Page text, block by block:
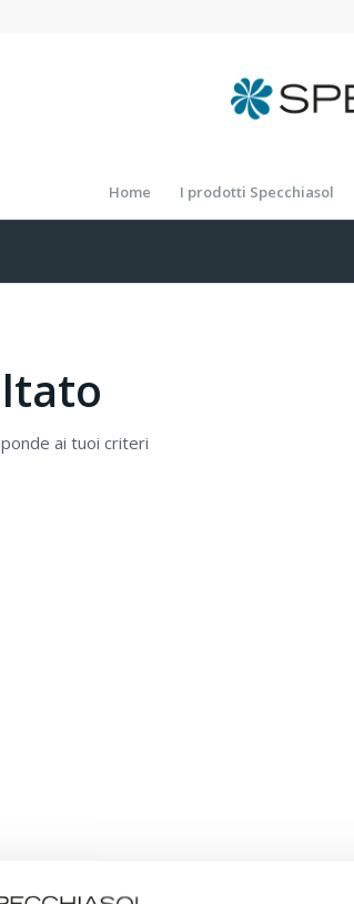
Home I prodotti Specchiasol
ai tuoi criteri